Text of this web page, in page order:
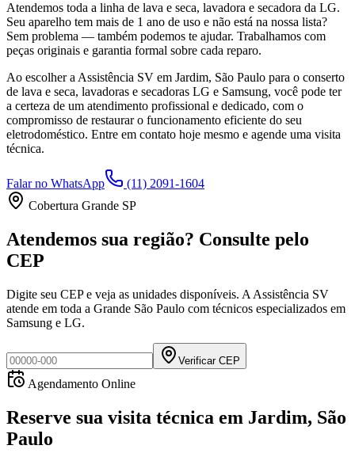
Atendemos toda a linha de lava e seca, lavadora e secadora da LG.
Seu aparelho tem mais de 1 ano de uso e não está na nossa lista?
Sem problema — também podemos te ajudar. Trabalhamos com
peças originais e garantia formal sobre cada reparo.
Ao escolher a Assistência SV em Jardim, São Paulo para o conserto
de lava e seca, lavadoras e secadoras LG e Samsung, você pode ter
a certeza de um atendimento profissional e dedicado, com o
compromisso de restaurar o funcionamento eficiente do seu
eletrodoméstico. Entre em contato hoje mesmo e agende uma visita
técnica.
Falar no WhatsApp
(11) 2091-1604
Cobertura Grande SP
Atendemos sua região? Consulte pelo
CEP
Digite seu CEP e veja as unidades disponíveis. A Assistência SV
atende em toda a Grande São Paulo com técnicos especializados em
Samsung e LG.
Verificar CEP
Agendamento Online
Reserve sua visita técnica em Jardim, São
Paulo